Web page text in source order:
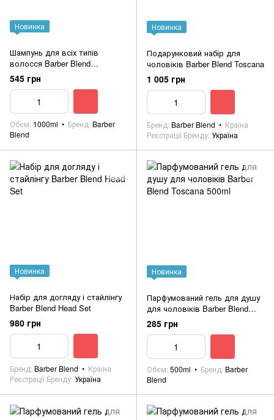
Новинка
Шампунь для всіх типів
волосся Barber Blend
Eucalyptus 1000ml
545 грн
Обєм 1000ml Бренд Barber
Blend
Новинка
Подарунковий набір для
чоловіків Barber Blend Toscana
1 005 грн
Бренд Barber Blend
Країна
Реєстрації Бренду Україна
Новинка
Набір для догляду і стайлінгу
Barber Blend Head Set
980 грн
Бренд Barber Blend
Країна
Реєстрації Бренду Україна
Новинка
Парфумований гель для душу
для чоловіків Barber Blend
Toscana 500ml
285 грн
Обєм 500ml Бренд Barber
Blend